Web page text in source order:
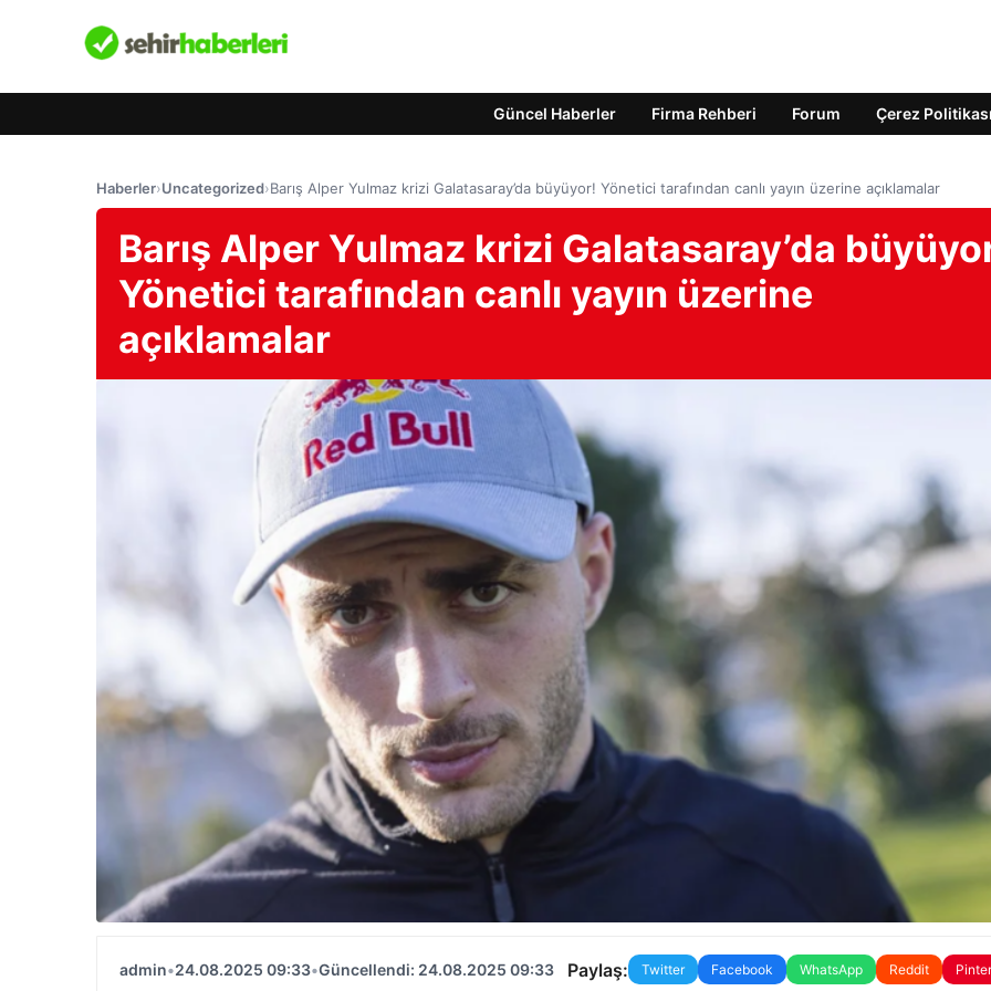
Güncel Haberler Firma Rehberi Forum Çerez Politikası
Haberler›Uncategorized›Barış Alper Yulmaz krizi Galatasaray’da büyüyor! Yönetici tarafından canlı yayın üzerine açıklamalar
Barış Alper Yulmaz krizi Galatasaray’da
Yönetici tarafından canlı yayın üzerine
açıklamalar
admin•24.08.2025 09:33•Güncellendi: 24.08.2025 09:33 Paylaş: Twitter Facebook WhatsApp Reddit